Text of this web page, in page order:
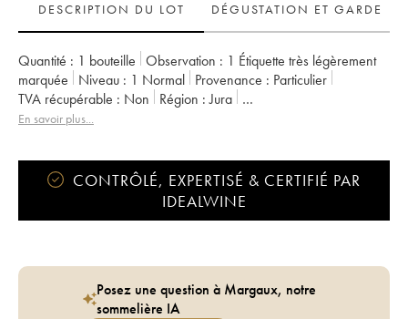
DESCRIPTION DU LOT
DÉGUSTATION ET GARDE
Quantité : 1 bouteille Observation : 1 Étiquette très légèrement
marquée
Niveau : 1 Normal Provenance : particulier
TVA récupérable :
non Région : Jura
Appellation :
En savoir plus...
CONTRÔLÉ, EXPERTISÉ & CERTIFIÉ PAR
IDEALWINE
Posez une question à Margaux, notre
sommelière IA